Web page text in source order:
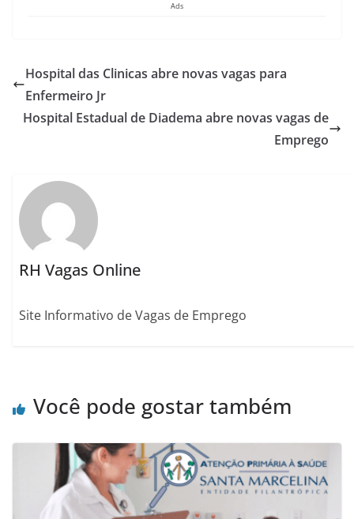
Ads
Hospital das Clinicas abre novas vagas para
Enfermeiro Jr
Hospital Estadual de Diadema abre novas vagas de
Emprego
RH Vagas Online
Site Informativo de Vagas de Emprego
Você pode gostar também